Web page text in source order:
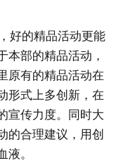
好的精品活动更能
本部的精品活动，
原有的精品活动在
形式上多创新，在
宣传力度。同时大
的合理建议，用创
液。